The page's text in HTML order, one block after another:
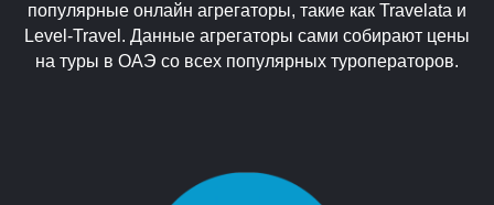
популярные онлайн агрегаторы, такие как Travelata и
Level-Travel. Данные агрегаторы сами собирают цены
на туры в ОАЭ со всех популярных туроператоров.